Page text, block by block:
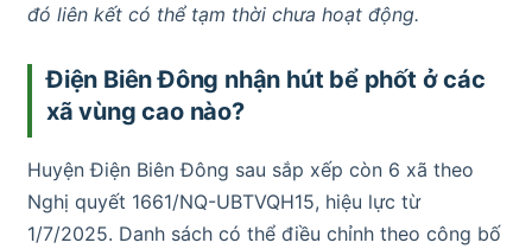
đó liên kết có thể tạm thời chưa hoạt động.
Điện Biên Đông nhận hút bể phốt ở các
xã vùng cao nào?
Huyện Điện Biên Đông sau sắp xếp còn 6 xã theo
Nghị quyết 1661/NQ-UBTVQH15, hiệu lực từ
1/7/2025. Danh sách có thể điều chỉnh theo công bố